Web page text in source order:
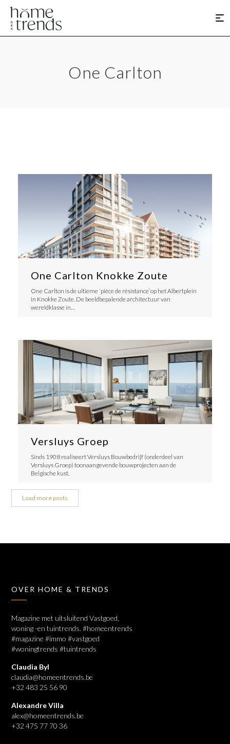
One Carlton
One Carlton Knokke Zoute
One Carlton is de ultieme ‘pièce de résistance’ op het Albertplein
in Knokke Zoute. De beeldbepalende architectuur van
wereldklasse in…
Versluys Groep
Sinds 1908 realiseert Versluys Bouwbedrijf (onderdeel van
Versluys Groep) toonaangevende bouwprojecten aan de
Belgische kust.
Load more posts
OVER HOME & TRENDS
Magazine met uitsluitend Vastgoed,
woning -en tuintrends. #homeentrends
#magazine #immo #vastgoed
#woningtrends #tuintrends
Claudia Byl
claudia@homeentrends.be
+32 483 25 56 90
Alexandre Villa
alex@homeentrends.be
+32 475 77 70 36